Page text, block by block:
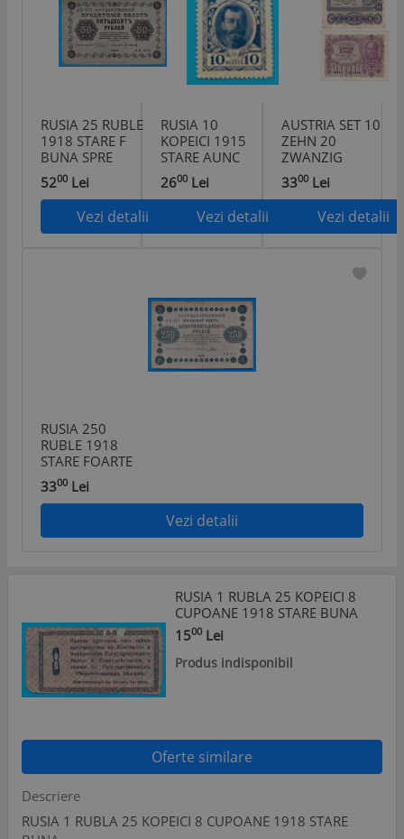
RUSIA 25 RUBLE
1918 STARE F
BUNA SPRE
EXCELENTA
5200 Lei
Vezi detalii
RUSIA 10
KOPEICI 1915
STARE AUNC
2600 Lei
Vezi detalii
AUSTRIA SET 10
ZEHN 20
ZWANZIG
COROANE
KRONEN 1922
3300Lei
Vezi detalii
RUSIA 250
RUBLE 1918
STARE FOARTE
BUNA
3300 Lei
Vezi detalii
RUSIA 1 RUBLA 25 KOPEICI 8
CUPOANE 1918 STARE BUNA
1500 Lei
Produs indisponibil
Oferte similare
Descriere
RUSIA 1 RUBLA 25 KOPEICI 8 CUPOANE 1918 STARE